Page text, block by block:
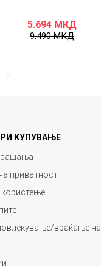
5.694 МКД
9.490МКД
КУПУВАЊЕ
приватност
враќање на